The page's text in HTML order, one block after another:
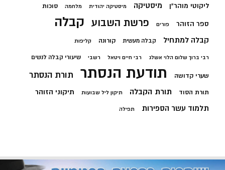
ליקוטי מוהר"ן מיסטיקה מיסטיקה יהודית מלחמה סוכות
ספר הזוהר פורים פרשת השבוע קבלה
קבלה למתחיל קבלה מעשית קורונה קליפות
רבי ברוך שלום הלוי אשלג רבי חיים ויטאל רשבי שיעורי קבלה לנשים
שערי קדושה תודעת הנסתר תורת הנסתר
תורת הסוד תורת הקבלה תיקון ליל שבועות תיקוני הזוהר
תלמוד עשר הספירות תפילה